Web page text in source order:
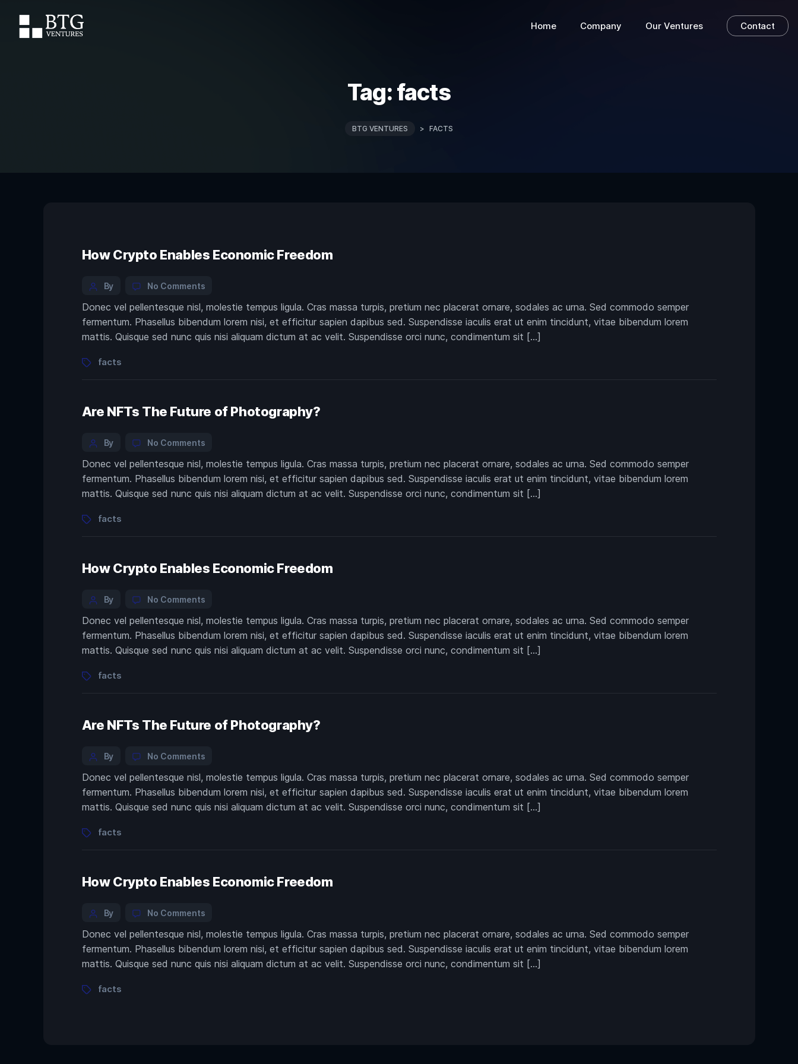
Home Company Our Ventures Contact
Tag:facts
BTG VENTURES > FACTS
How Crypto Enables Economic Freedom
Categories
PostBy No Commentson
Crypto
Enables
Economic
Donec vel pellentesque nisl, molestie tempus ligula. Cras massa turpis, pretium nec placerat ornare, sodales ac urna. Sed commodo semper
fermentum. Phasellus bibendum lorem nisi, et efficitur sapien dapibus sed. Suspendisse iaculis erat ut enim tincidunt, vitae bibendum lorem
mattis. Quisque sed nunc quis nisi aliquam dictum at ac velit. Suspendisse orci nunc, condimentum sit […]
Tagsfacts
Are NFTs The Future of Photography?
Categories
PostBy No Commentson
NFTs
The
Future
Donec vel pellentesque nisl, molestie tempus ligula. Cras massa turpis, pretium nec placerat ornare, sodales ac urna. Sed commodo semper
fermentum. Phasellus bibendum lorem nisi, et efficitur sapien dapibus sed. Suspendisse iaculis erat ut enim tincidunt, vitae bibendum lorem
mattis. Quisque sed nunc quis nisi aliquam dictum at ac velit. Suspendisse orci nunc, condimentum sit […]
Tagsfacts
How Crypto Enables Economic Freedom
Categories
PostBy No Commentson
Crypto
Enables
Economic
Donec vel pellentesque nisl, molestie tempus ligula. Cras massa turpis, pretium nec placerat ornare, sodales ac urna. Sed commodo semper
fermentum. Phasellus bibendum lorem nisi, et efficitur sapien dapibus sed. Suspendisse iaculis erat ut enim tincidunt, vitae bibendum lorem
mattis. Quisque sed nunc quis nisi aliquam dictum at ac velit. Suspendisse orci nunc, condimentum sit […]
Tagsfacts
Are NFTs The Future of Photography?
Categories
PostBy No Commentson
NFTs
The
Future
Donec vel pellentesque nisl, molestie tempus ligula. Cras massa turpis, pretium nec placerat ornare, sodales ac urna. Sed commodo semper
fermentum. Phasellus bibendum lorem nisi, et efficitur sapien dapibus sed. Suspendisse iaculis erat ut enim tincidunt, vitae bibendum lorem
mattis. Quisque sed nunc quis nisi aliquam dictum at ac velit. Suspendisse orci nunc, condimentum sit […]
Tagsfacts
How Crypto Enables Economic Freedom
Categories
PostBy No Commentson
Crypto
Enables
Economic
Donec vel pellentesque nisl, molestie tempus ligula. Cras massa turpis, pretium nec placerat ornare, sodales ac urna. Sed commodo semper
fermentum. Phasellus bibendum lorem nisi, et efficitur sapien dapibus sed. Suspendisse iaculis erat ut enim tincidunt, vitae bibendum lorem
mattis. Quisque sed nunc quis nisi aliquam dictum at ac velit. Suspendisse orci nunc, condimentum sit […]
Tagsfacts